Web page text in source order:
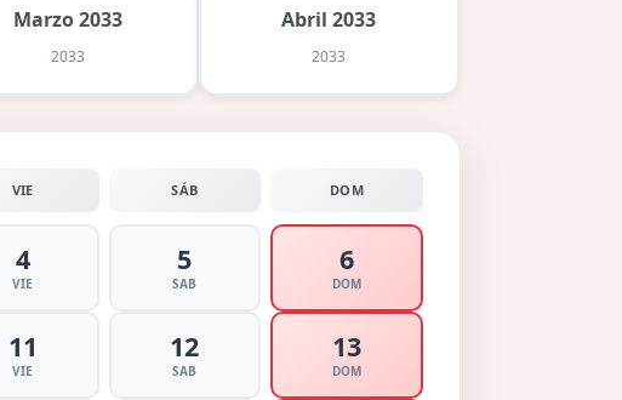
Marzo 2033
2033
Abril 2033
2033
VIE SÁB DOM
4
VIE
5
SAB
6
DOM
11
VIE
12
SAB
13
DOM